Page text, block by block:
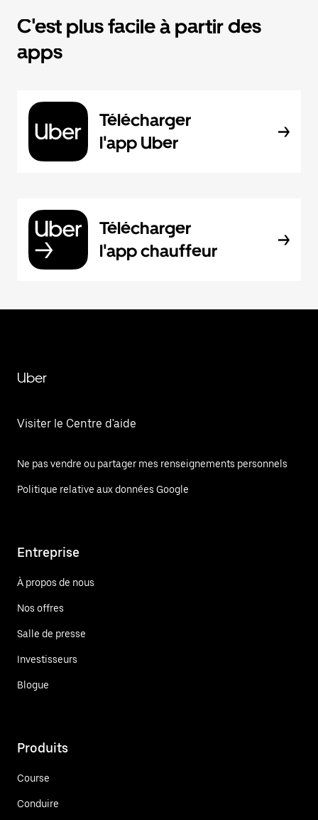
C'est plus facile à partir des
apps
Télécharger
l'app Uber
Télécharger
l'app chauffeur
Uber
Visiter le Centre d'aide
Ne pas vendre ou partager mes renseignements personnels
Politique relative aux données Google
Entreprise
À propos de nous
Nos offres
Salle de presse
Investisseurs
Blogue
Produits
Course
Conduire